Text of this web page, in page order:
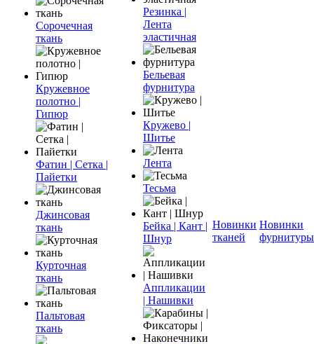
Сорочечная
ткань
Кружевное
полотно |
Гипюр
Фатин | Сетка |
Пайетки
Джинсовая
ткань
Курточная
ткань
Пальтовая
ткань
Резинка |
Лента
эластичная
Бельевая
фурнитура
Кружево |
Шитье
Лента
Тесьма
Бейка | Кант |
Шнур
Аппликации
| Нашивки
Новинки
тканей
Новинки
фурнитуры